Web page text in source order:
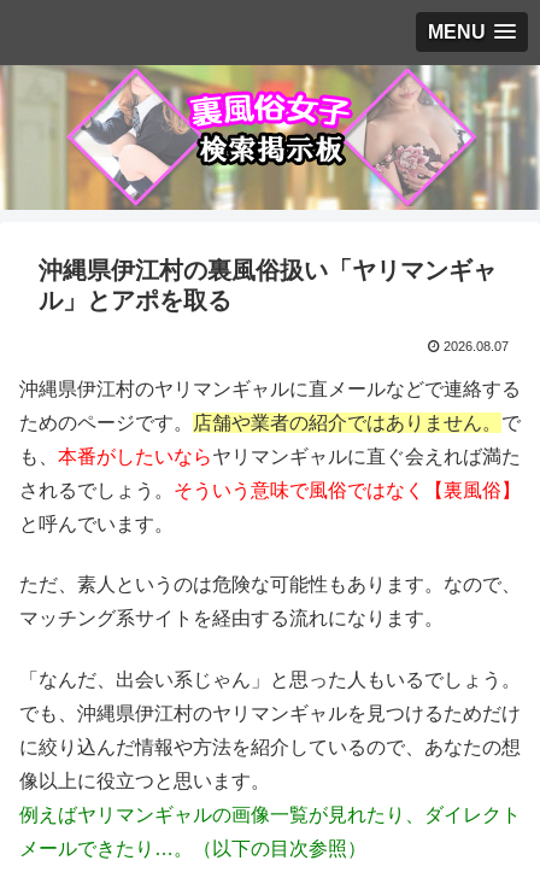
MENU
沖縄県伊江村の裏風俗扱い「ヤリマンギャ
ル」とアポを取る
2026.08.07
沖縄県伊江村のヤリマンギャルに直メールなどで連絡する
ためのページです。
店舗や業者の紹介ではありません。 で
も、 本番がしたいならヤリマンギャルに直ぐ会えれば満た
されるでしょう。 そういう意味で風俗ではなく【裏風俗】
と呼んでいます。
ただ、素人というのは危険な可能性もあります。なので、
マッチング系サイトを経由する流れになります。
「なんだ、出会い系じゃん」と思った人もいるでしょう。
でも、沖縄県伊江村のヤリマンギャルを見つけるためだけ
に絞り込んだ情報や方法を紹介しているので、あなたの想
像以上に役立つと思います。
例えばヤリマンギャルの画像一覧が見れたり、ダイレクト
メールできたり…。（以下の目次参照）